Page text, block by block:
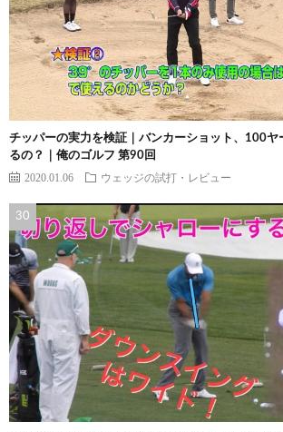
チッパーの実力を検証｜バンカーショット、100ヤ
るの？｜俺のゴルフ 第90回
2020.01.06 ウェッジの試打・レビュー